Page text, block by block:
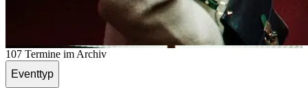
107 Termine im Archiv
Eventtyp